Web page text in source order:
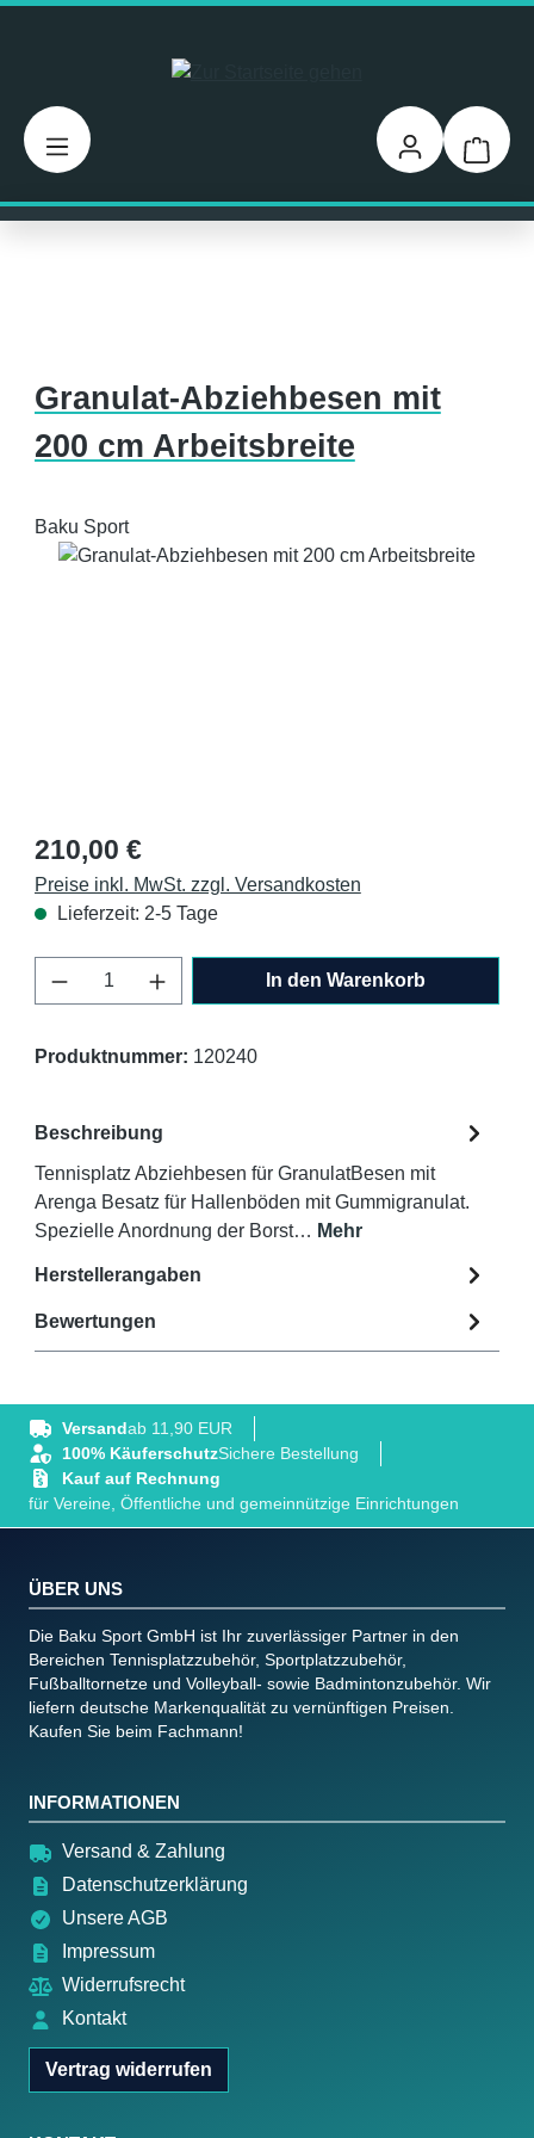
Granulat-Abziehbesen mit
200 cm Arbeitsbreite
Baku Sport
Bildergalerie überspringen
Regulärer Preis:
210,00 €
Preise inkl. MwSt. zzgl. Versandkosten
Lieferzeit: 2-5 Tage
Produkt Anzahl: Gib den gewünschten
In den Warenkorb
Produktnummer: 120240
Beschreibung
Tennisplatz Abziehbesen für GranulatBesen mit
Arenga Besatz für Hallenböden mit Gummigranulat.
Spezielle Anordnung der Borst… Mehr
Herstellerangaben
Bewertungen
Versandab 11,90 EUR
100% KäuferschutzSichere Bestellung
Kauf auf Rechnung
für Vereine, Öffentliche und gemeinnützige Einrichtungen
ÜBER UNS
Die Baku Sport GmbH ist Ihr zuverlässiger Partner in den
Bereichen Tennisplatzzubehör, Sportplatzzubehör,
Fußballtornetze und Volleyball- sowie Badmintonzubehör. Wir
liefern deutsche Markenqualität zu vernünftigen Preisen.
Kaufen Sie beim Fachmann!
INFORMATIONEN
Versand & Zahlung
Datenschutzerklärung
Unsere AGB
Impressum
Widerrufsrecht
Kontakt
Vertrag widerrufen